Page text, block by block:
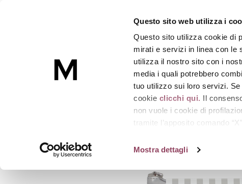
Questo sito web utilizza i
Questo sito utilizza cookie di
mirati e servizi in linea con le
utilizza il nostro sito con i
media i quali potrebbero
tuo utilizzo sui loro servizi.
cookie clicchi qui. Il
non vuole i cookie di
tramite l’apposito comando
Mostra dettagli
Skincare
TROUSSE CORRECTIVE
Anti age e antirughe TROUSSE